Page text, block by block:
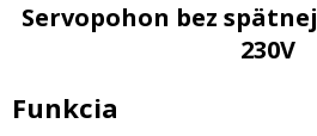
Servopohon bez
230V
Funkcia